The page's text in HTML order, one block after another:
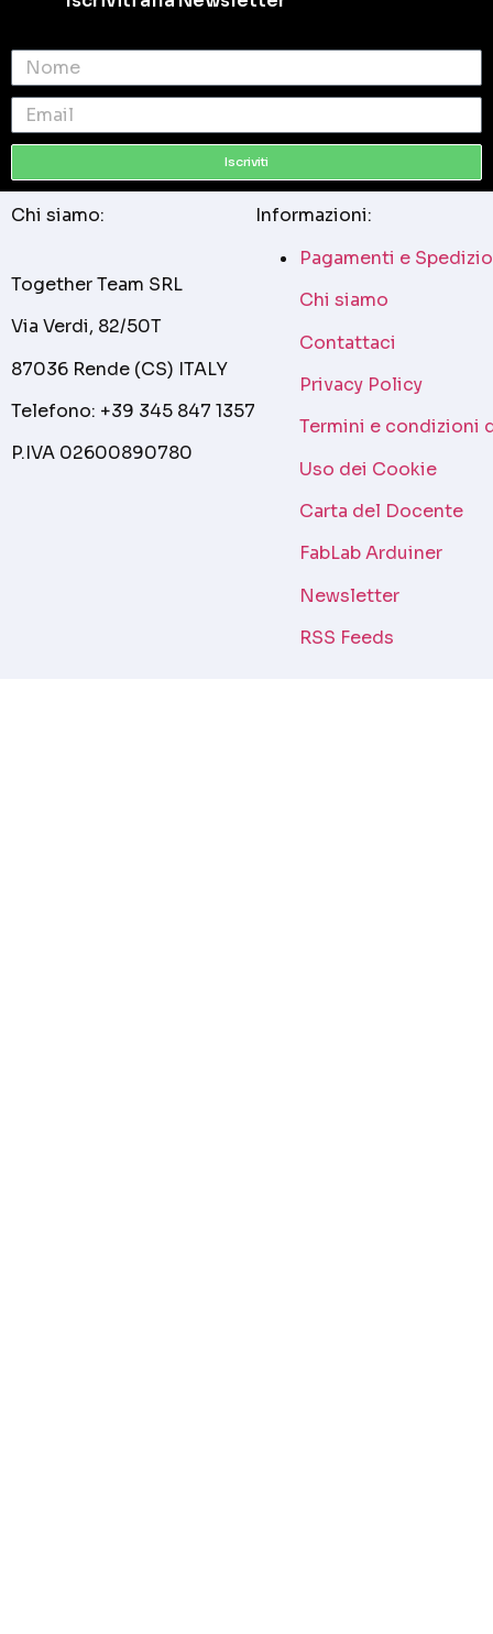
Iscriviti
Chi siamo:
Together Team SRL
Via Verdi, 82/50T
87036 Rende (CS) ITALY
Telefono: +39 345 847 1357
P.IVA 02600890780
Informazioni:
Pagamenti e
Chi siamo
Contattaci
Privacy Policy
Termini e condizioni
Uso dei Cookie
Carta del Docente
FabLab Arduiner
Newsletter
RSS Feeds